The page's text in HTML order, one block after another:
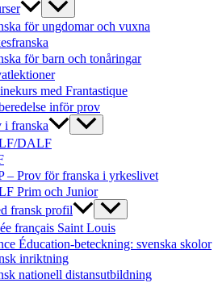
för ungdomar och vuxna
för barn och tonåringar
med Frantastique
inför prov
i franska
DALF
– Prov för franska i yrkeslivet
Prim och Junior
fransk profil
français Saint Louis
Éducation-beteckning: svenska skolor
inriktning
nationell distansutbildning